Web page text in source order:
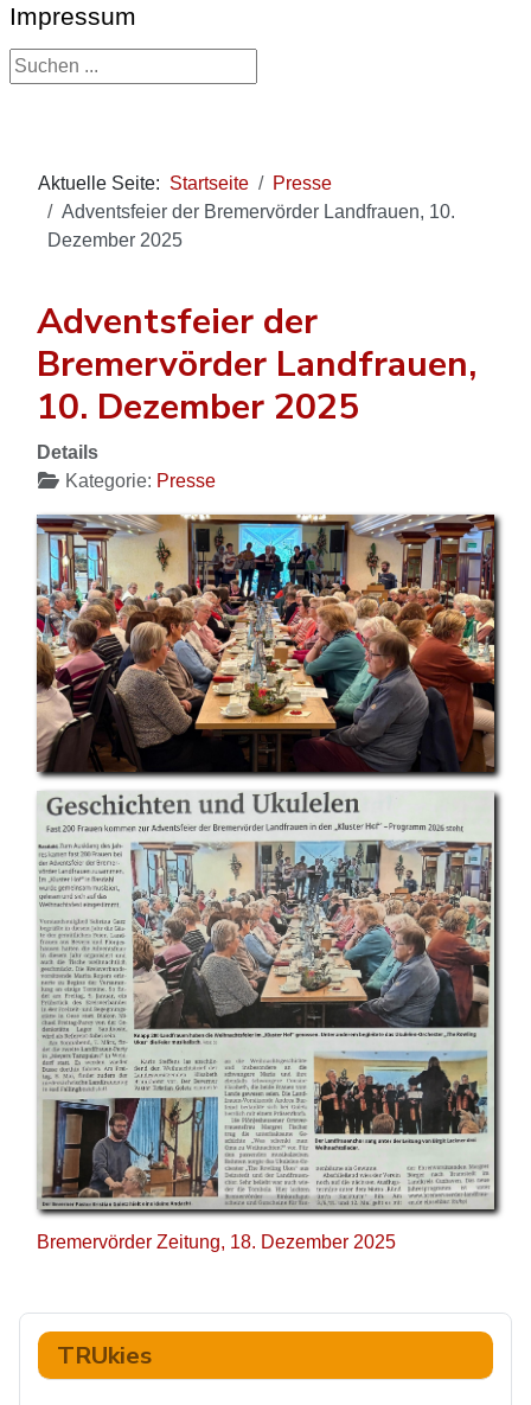
Impressum
Suchen ...
Aktuelle Seite: Startseite
Presse
Adventsfeier der Bremervörder Landfrauen, 10.
Dezember 2025
Adventsfeier der
Bremervörder Landfrauen,
10. Dezember 2025
Details
Kategorie: Presse
Bremervörder Zeitung, 18. Dezember 2025
TRUkies